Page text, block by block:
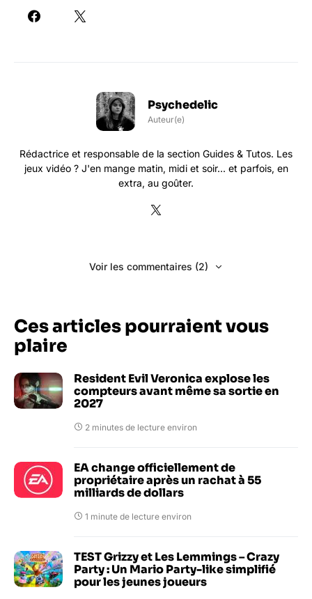
Psychedelic
Auteur(e)
Rédactrice et responsable de la section Guides & Tutos. Les
jeux vidéo ? J'en mange matin, midi et soir... et parfois, en
extra, au goûter.
Voir les commentaires (2)
Ces articles pourraient vous
plaire
Resident Evil Veronica explose les
compteurs avant même sa sortie en
2027
2 minutes de lecture environ
EA change officiellement de
propriétaire après un rachat à 55
milliards de dollars
1 minute de lecture environ
TEST Grizzy et Les Lemmings – Crazy
Party : Un Mario Party-like simplifié
pour les jeunes joueurs